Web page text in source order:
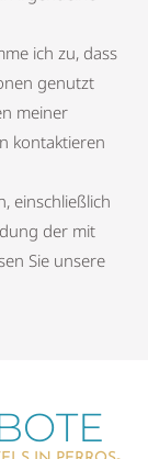
ich zu, dass
genutzt
meiner
kontaktieren
einschließlich
der mit
Sie unsere